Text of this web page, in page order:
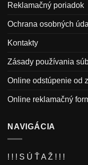
Reklamačný poriadok
Ochrana osobných
Kontakty
Zásady používania
Online odstúpenie od
Online reklamačný
NAVIGÁCIA
! ! ! S Ú Ť A Ž ! ! !